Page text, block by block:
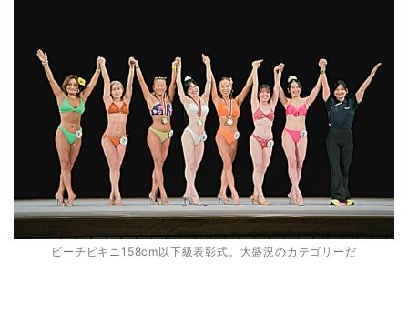
ビーチビキニ158cm以下級表彰式。大盛況のカテゴリーだ